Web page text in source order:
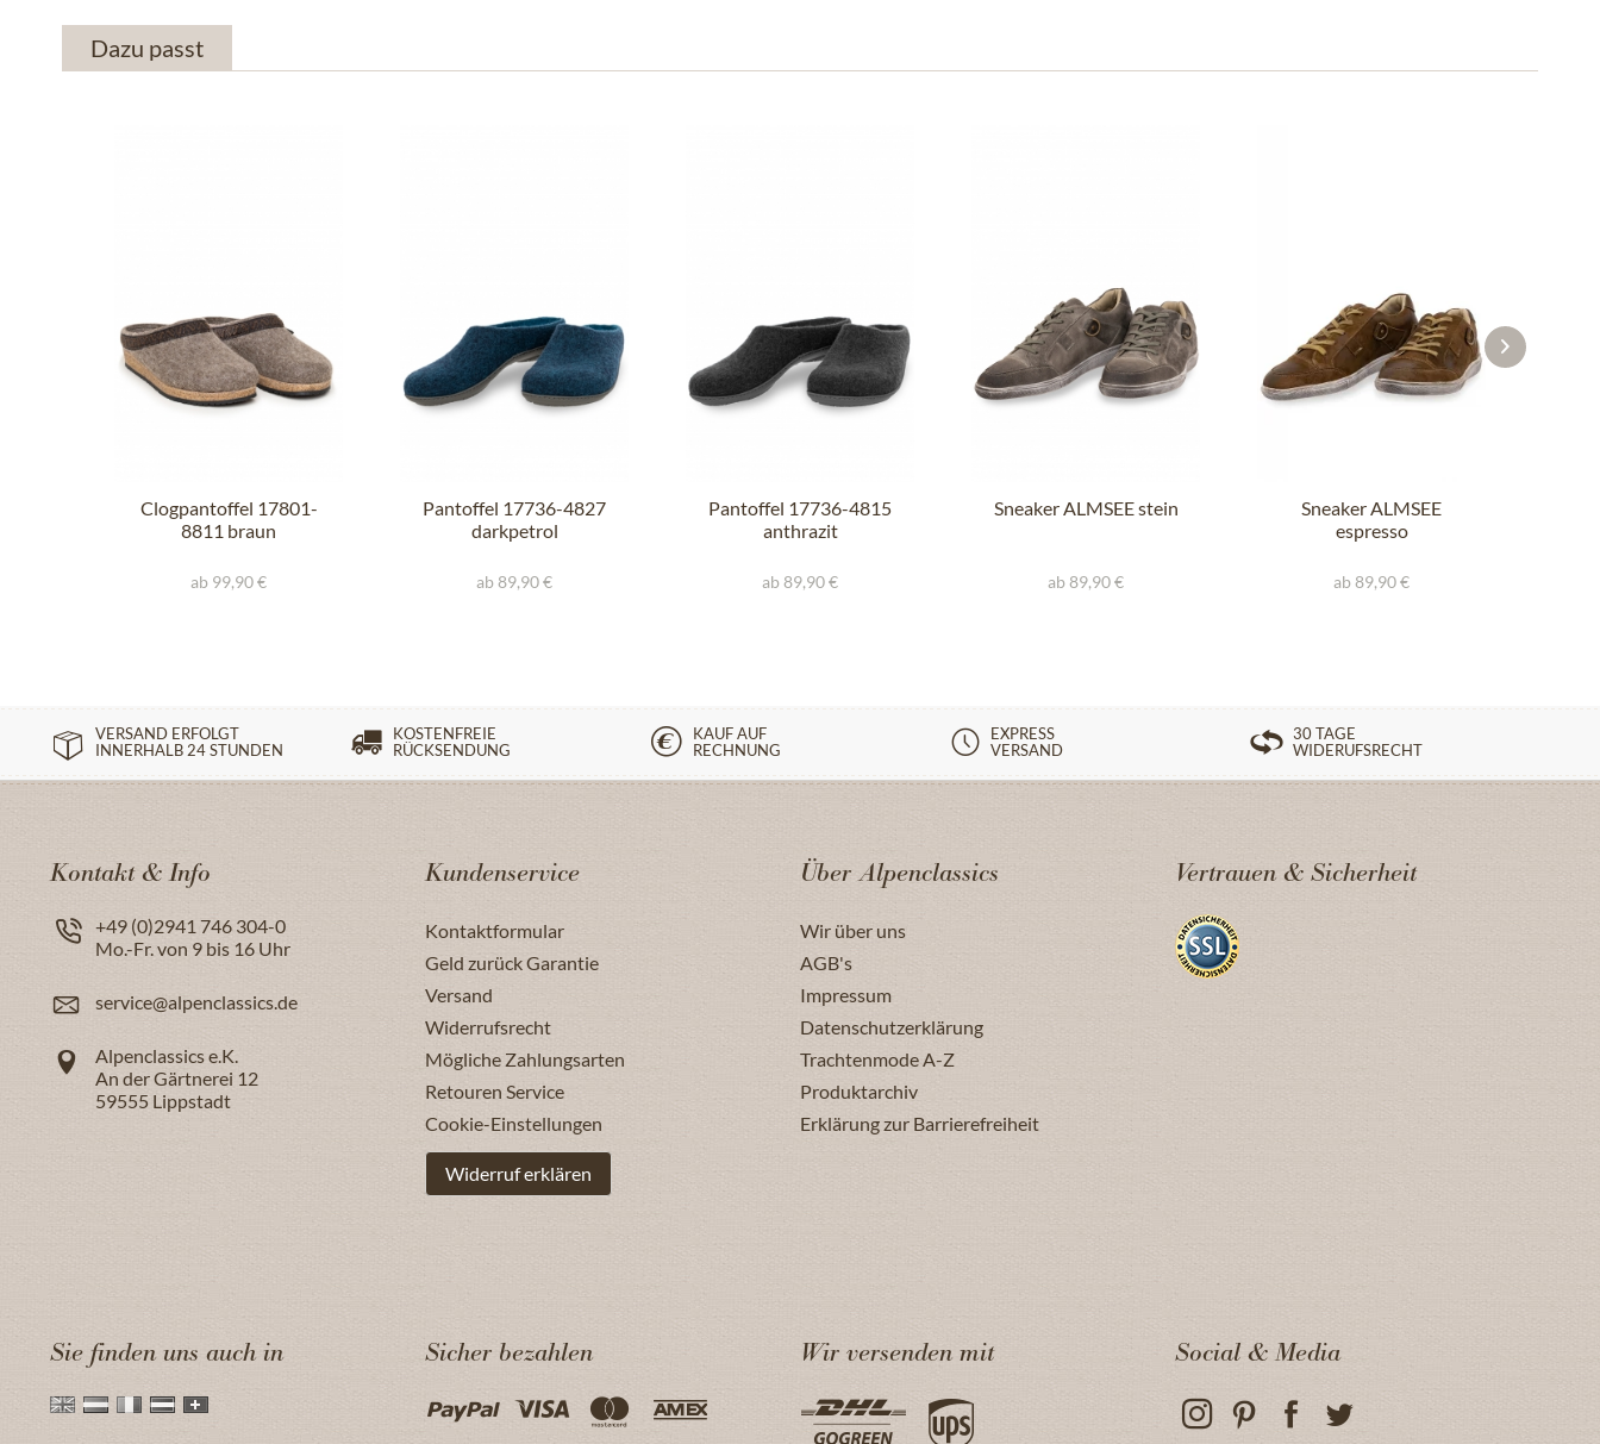
Dazu passt
Clogpantoffel 17801-
8811 braun
ab 99,90 €
Pantoffel 17736-4827
darkpetrol
ab 89,90 €
Pantoffel 17736-4815
anthrazit
ab 89,90 €
Sneaker ALMSEE stein
ab 89,90 €
Sneaker ALMSEE
espresso
ab 89,90 €
VERSAND ERFOLGT
INNERHALB 24 STUNDEN
KOSTENFREIE
RÜCKSENDUNG
KAUF AUF
RECHNUNG
EXPRESS
VERSAND
30 TAGE
WIDERUFSRECHT
Kontakt & Info
+49 (0)2941 746 304-0
Mo.-Fr. von 9 bis 16 Uhr
service@alpenclassics.de
Alpenclassics e.K.
An der Gärtnerei 12
59555 Lippstadt
Kundenservice
Kontaktformular
Geld zurück Garantie
Versand
Widerrufsrecht
Mögliche Zahlungsarten
Retouren Service
Cookie-Einstellungen
Widerruf erklären
Über Alpenclassics
Wir über uns
AGB's
Impressum
Datenschutzerklärung
Trachtenmode A-Z
Produktarchiv
Erklärung zur Barrierefreiheit
Vertrauen & Sicherheit
Sie finden uns auch in Sicher bezahlen Wir versenden mit Social & Media